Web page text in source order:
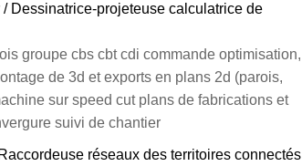
Dessinatrice-projeteuse calculatrice de
groupe cbs cbt cdi commande optimisation,
de 3d et exports en plans 2d (parois,
sur speed cut plans de fabrications et
suivi de chantier
réseaux des territoires connectés